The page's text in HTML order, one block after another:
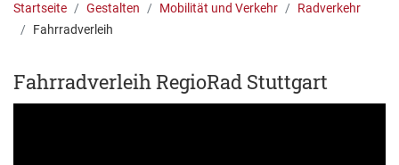
Startseite Gestalten Mobilität und Verkehr
Radverkehr
Fahrradverleih
Fahrradverleih RegioRad Stuttgart